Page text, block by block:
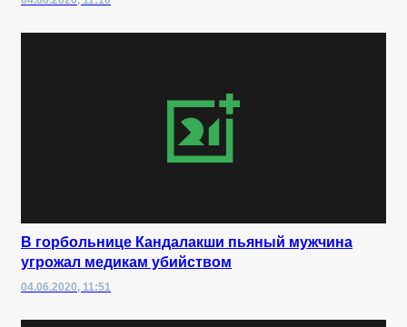
В горбольнице Кандалакши пьяный мужчина
угрожал медикам убийством
04.06.2020, 11:51